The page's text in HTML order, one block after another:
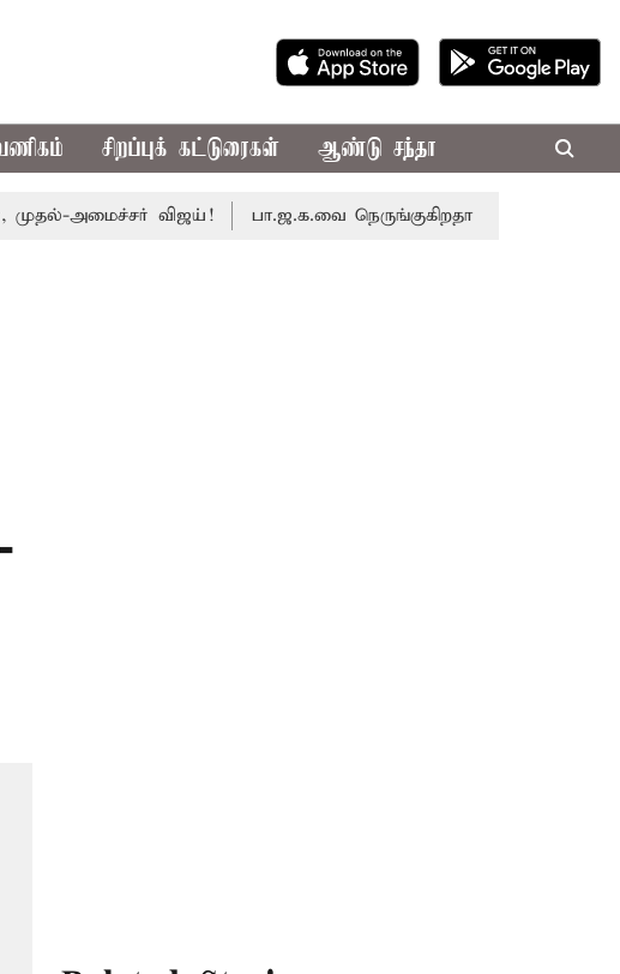
சிறப்புக் கட்டுரைகள் ஆண்டு சந்தா
அமைச்சர் விஜய்! பா.ஜ.க.வை நெருங்குகிறதா தி.மு.க.?